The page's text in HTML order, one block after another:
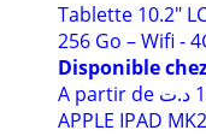
Tablette 10.2"
256 Go – Wifi -
Disponible
A partir de د.ت
APPLE IPAD